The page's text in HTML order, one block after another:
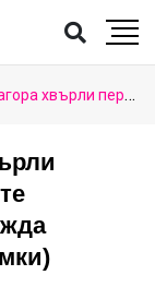
девойка разхожда актуалната си визия – Снимки)